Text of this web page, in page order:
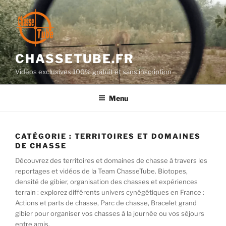
Aller
au
contenu
principal
CHASSETUBE.FR
Vidéos exclusives 100% gratuit et sans inscription
Menu
CATÉGORIE : TERRITOIRES ET DOMAINES
DE CHASSE
Découvrez des territoires et domaines de chasse à travers les
reportages et vidéos de la Team ChasseTube. Biotopes,
densité de gibier, organisation des chasses et expériences
terrain : explorez différents univers cynégétiques en France :
Actions et parts de chasse, Parc de chasse, Bracelet grand
gibier pour organiser vos chasses à la journée ou vos séjours
entre amis.